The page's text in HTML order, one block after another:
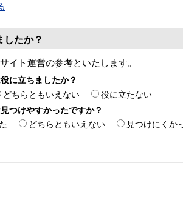
したか？
イト運営の参考といたします。
に立ちましたか？
どちらともいえない
役に立たない
つけやすかったですか？
どちらともいえない 見つけにくか